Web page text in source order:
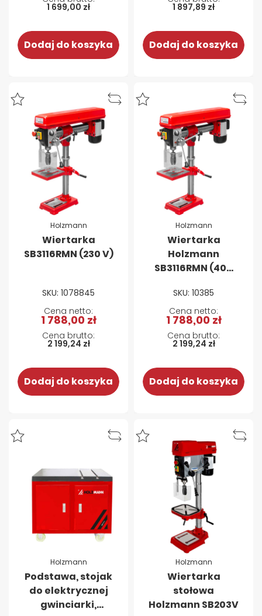
1 699,00 zł
Dodaj do koszyka
1 897,89 zł
Dodaj do koszyka
Holzmann
Wiertarka
SB3116RMN (230 V)
SKU: 1078845
2 199,24 zł
1 788,00 zł
Dodaj do koszyka
Holzmann
Wiertarka
Holzmann
SB3116RMN (400
SKU: 10385
2 199,24 zł
1 788,00 zł
Dodaj do koszyka
Holzmann
Podstawa, stojak
do elektrycznej
gwinciarki,
Holzmann
Wiertarka
stołowa
Holzmann SB203V